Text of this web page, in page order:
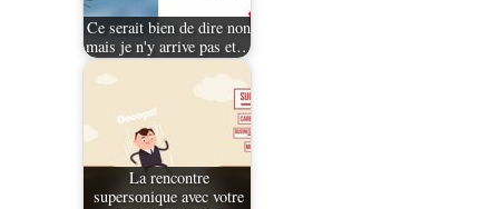
Ce serait bien de dire non
mais je n'y arrive pas et…
La rencontre
supersonique avec votre